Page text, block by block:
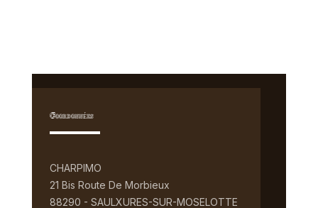
Coordonnées
CHARPIMO
21 Bis Route De Morbieux
88290 - SAULXURES-SUR-MOSELOTTE